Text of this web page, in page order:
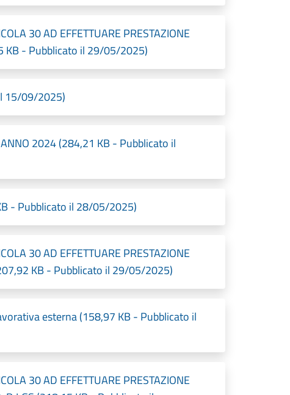
30 AD EFFETTUARE PRESTAZIONE
KB - Pubblicato il 29/05/2025)
15/09/2025)
ANNO 2024 (284,21 KB - Pubblicato il
- Pubblicato il 28/05/2025)
30 AD EFFETTUARE PRESTAZIONE
KB - Pubblicato il 29/05/2025)
esterna (158,97 KB - Pubblicato il
30 AD EFFETTUARE PRESTAZIONE